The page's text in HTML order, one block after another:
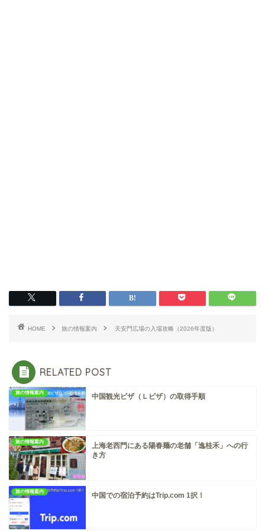
HOME 旅の情報案内 天安門広場の入場攻略（2026年度版）
RELATED POST
旅の情報案内 中国観光ビザ（Ｌビザ）の取得手順
旅の情報案内
上海老西門にある陽春麺の老舗「逸桂禾」への行
き方
旅の情報案内 中国での宿泊予約はTrip.com 1択！